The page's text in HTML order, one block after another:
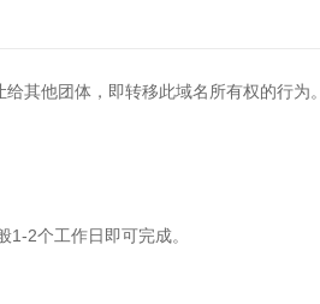
其他团体，即转移此域名所有权的行
2个工作日即可完成。